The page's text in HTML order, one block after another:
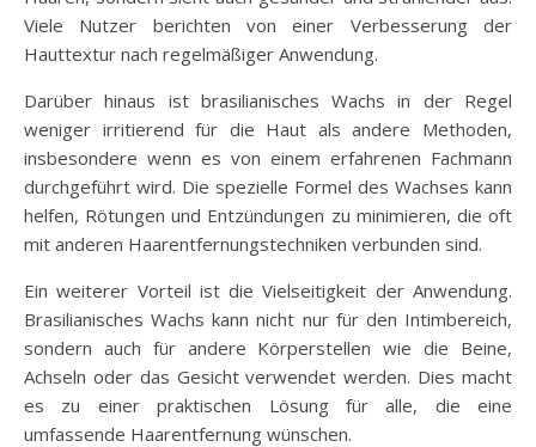
Viele Nutzer berichten von einer Verbesserung der
Hauttextur nach regelmäßiger Anwendung.
Darüber hinaus ist brasilianisches Wachs in der Regel
weniger irritierend für die Haut als andere Methoden,
insbesondere wenn es von einem erfahrenen Fachmann
durchgeführt wird. Die spezielle Formel des Wachses kann
helfen, Rötungen und Entzündungen zu minimieren, die oft
mit anderen Haarentfernungstechniken verbunden sind.
Ein weiterer Vorteil ist die Vielseitigkeit der Anwendung.
Brasilianisches Wachs kann nicht nur für den Intimbereich,
sondern auch für andere Körperstellen wie die Beine,
Achseln oder das Gesicht verwendet werden. Dies macht
es zu einer praktischen Lösung für alle, die eine
umfassende Haarentfernung wünschen.